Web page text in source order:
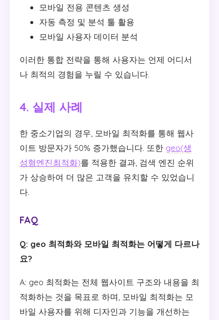
모바일 전용 콘텐츠 생성
자동 측정 및 분석 툴 활용
모바일 사용자 데이터 분석
이러한 통합 전략을 통해 사용자는 언제 어디서
나 최적의 경험을 누릴 수 있습니다.
4. 실제 사례
한 중소기업의 경우, 모바일 최적화를 통해 웹사
이트 방문자가 50% 증가했습니다. 또한 geo(생
성형엔진최적화)를 적용한 결과, 검색 엔진 순위
가 상승하여 더 많은 고객을 유치할 수 있었습니
다.
FAQ
Q: geo 최적화와 모바일 최적화는 어떻게 다르나
요?
A: geo 최적화는 전체 웹사이트 구조와 내용을 최
적화하는 것을 목표로 하며, 모바일 최적화는 모
바일 사용자를 위해 디자인과 기능을 개선하는